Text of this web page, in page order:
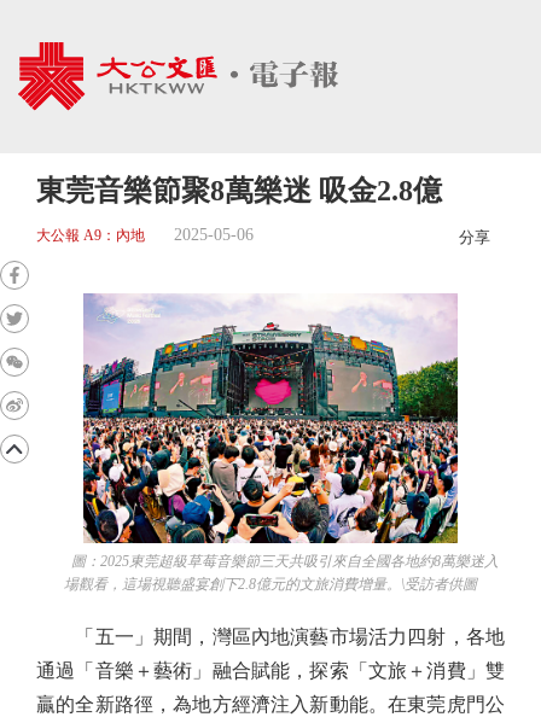
東莞音樂節聚8萬樂迷 吸金2.8億
大公報 A9：內地 2025-05-06 分享
圖：2025東莞超級草莓音樂節三天共吸引來自全國各地約8萬樂迷入
場觀看，這場視聽盛宴創下2.8億元的文旅消費增量。\受訪者供圖
「五一」期間，灣區內地演藝市場活力四射，各地
通過「音樂＋藝術」融合賦能，探索「文旅＋消費」雙
贏的全新路徑，為地方經濟注入新動能。在東莞虎門公